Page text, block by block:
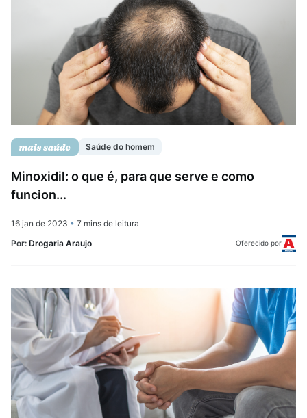
Saúde do homem
Minoxidil: o que é, para que serve e como
funcion...
16 jan de 2023 • 7 mins de leitura
Por: Drogaria Araujo Oferecido por